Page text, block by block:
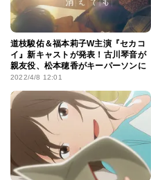
道枝駿佑＆福本莉子W主演『セカコ
イ』新キャストが発表！古川琴音が
親友役、松本穂香がキーパーソンに
2022/4/8 12:01